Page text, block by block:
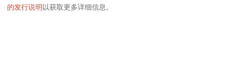
的发行说明 以获取更多详细信息。